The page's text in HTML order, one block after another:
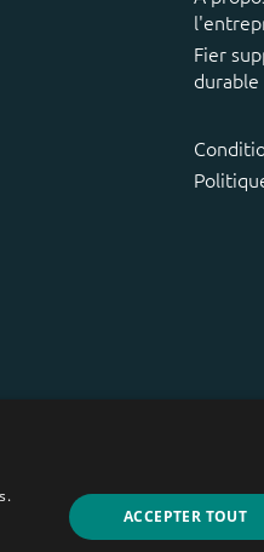
Fier
durable
ACCEPTER TOUT